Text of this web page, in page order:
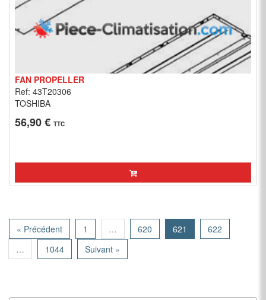
FAN PROPELLER
Ref: 43T20306
TOSHIBA
56,90 € TTC
« Précédent 1 … 620 621
622
…
1044 Suivant »